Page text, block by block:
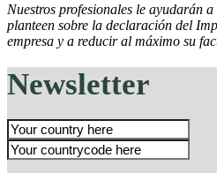
Nuestros profesionales le ayudarán
planteen sobre la declaración del
empresa y a reducir al máximo su
Newsletter